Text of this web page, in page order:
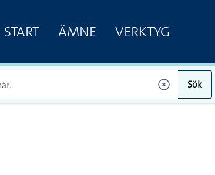
START ÄMNE VERKTYG
Sök